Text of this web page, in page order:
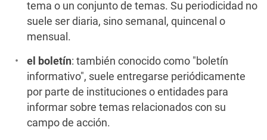
tema o un conjunto de temas. Su periodicidad no
suele ser diaria, sino semanal, quincenal o
mensual.
el boletín: también conocido como "boletín
informativo", suele entregarse periódicamente
por parte de instituciones o entidades para
informar sobre temas relacionados con su
campo de acción.